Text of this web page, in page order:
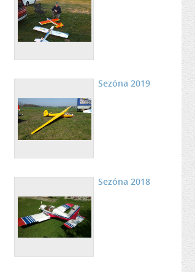
Sezóna 2019
Sezóna 2018